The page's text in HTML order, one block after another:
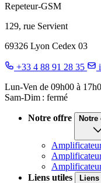
Repeteur-GSM
129, rue Servient
69326 Lyon Cedex 03
+33 4 88 91 28 35
Lun-Ven de 09h00 à
Sam-Dim : fermé
Notre offre Notre
Liens utiles